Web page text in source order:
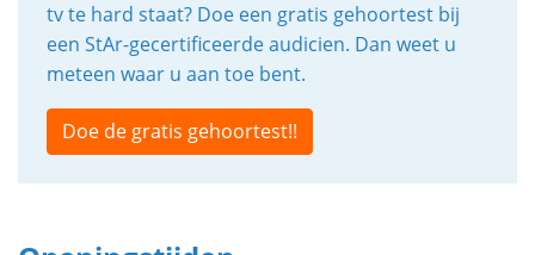
tv te hard staat? Doe een gratis gehoortest bij
een StAr-gecertificeerde audicien. Dan weet u
meteen waar u aan toe bent.
Doe de gratis gehoortest!!